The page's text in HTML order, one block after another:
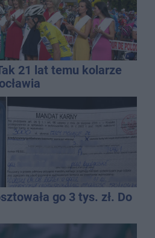
21 lat temu kolarze
go 3 tys. zł. Do